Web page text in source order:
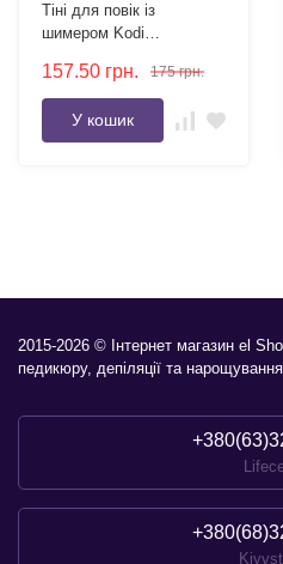
Тіні для повік із
шимером Kodi
Brilliant Enigma 3,5 г
157.50 грн. 175 грн.
У кошик
2015-2026 © Інтернет магазин el
педикюру, депіляції та нарощування